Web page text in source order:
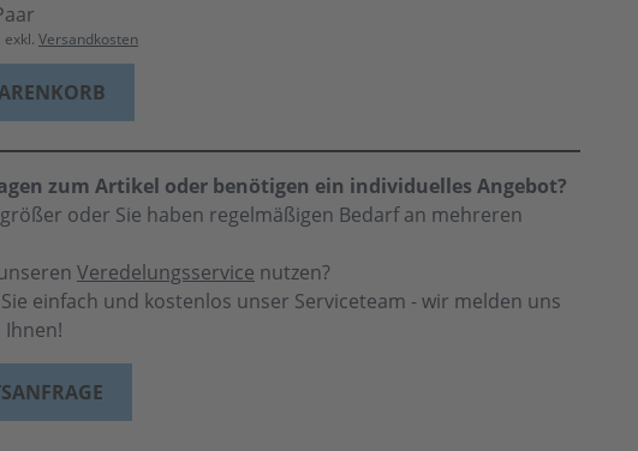
exkl. Versandkosten
zum Artikel oder benötigen ein individuelles Angebot?
oder Sie haben regelmäßigen Bedarf an mehreren
Veredelungsservice nutzen?
einfach und kostenlos unser Serviceteam - wir melden uns